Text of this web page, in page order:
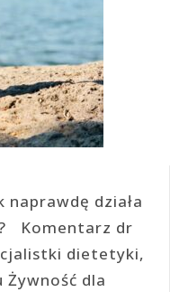
działa
Komentarz dr
dietetyki,
dla